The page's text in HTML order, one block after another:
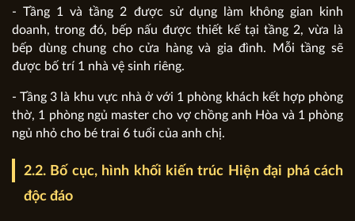
- Tầng 1 và tầng 2 được sử dụng làm không gian kinh
doanh, trong đó, bếp nấu được thiết kế tại tầng 2, vừa là
bếp dùng chung cho cửa hàng và gia đình. Mỗi tầng sẽ
được bố trí 1 nhà vệ sinh riêng.
- Tầng 3 là khu vực nhà ở với 1 phòng khách kết hợp phòng
thờ, 1 phòng ngủ master cho vợ chồng anh Hòa và 1 phòng
ngủ nhỏ cho bé trai 6 tuổi của anh chị.
2.2. Bố cục, hình khối kiến trúc Hiện đại phá cách
độc đáo